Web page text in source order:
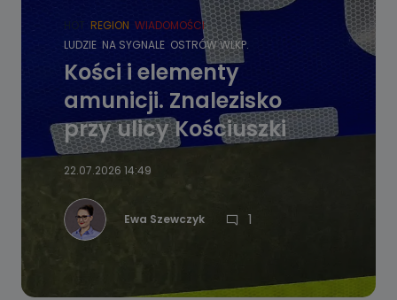
HOT REGION WIADOMOŚCI
LUDZIE NA SYGNALE OSTRÓW WLKP.
Kości i elementy
amunicji. Znalezisko
przy ulicy Kościuszki
22.07.2026 14:49
Ewa Szewczyk 1